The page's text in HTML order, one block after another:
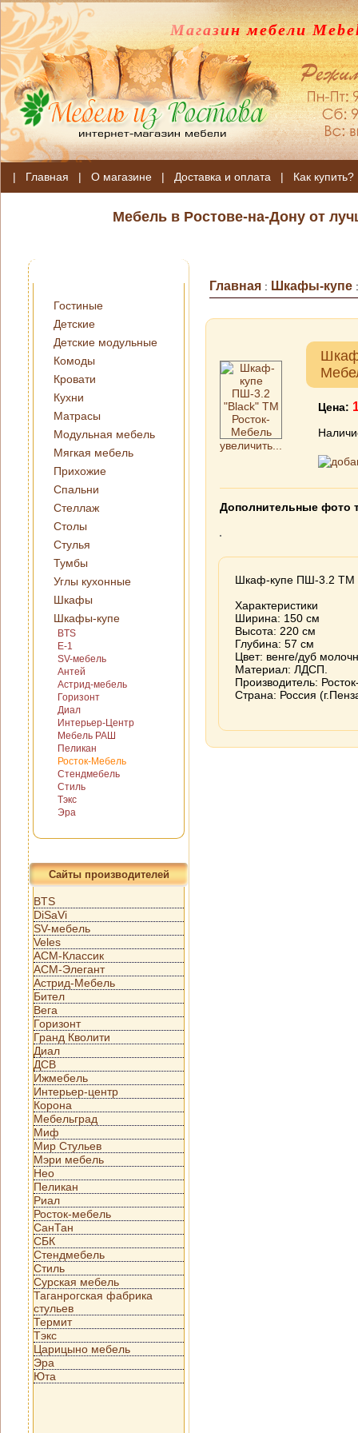
Магазин мебели
| Главная | О магазине | Доставка и оплата | Как купить?
Мебель в Ростове-на-Дону от
Гостиные
Детские
Детские модульные
Комоды
Кровати
Кухни
Матрасы
Модульная мебель
Мягкая мебель
Прихожие
Спальни
Стеллаж
Столы
Стулья
Тумбы
Углы кухонные
Шкафы
Шкафы-купе
BTS
E-1
SV-мебель
Антей
Астрид-мебель
Горизонт
Диал
Интерьер-Центр
Мебель РАШ
Пеликан
Росток-Мебель
Стендмебель
Стиль
Тэкс
Эра
Сайты производителей
BTS
DiSaVi
SV-мебель
Veles
АСМ-Классик
АСМ-Элегант
Астрид-Мебель
Бител
Вега
Горизонт
Гранд Кволити
Диал
ДСВ
Ижмебель
Интерьер-центр
Корона
Мебельград
Миф
Мир Стульев
Мэри мебель
Нео
Пеликан
Риал
Росток-мебель
СанТан
СБК
Стендмебель
Стиль
Сурская мебель
Таганрогская фабрика
стульев
Термит
Тэкс
Царицыно мебель
Эра
Юта
Главная : Шкафы-купе
увеличить...
Цена:
Дополнительные фото
Шкаф-купе ПШ-3.2 ТМ
Характеристики
Ширина: 150 см
Высота: 220 см
Глубина: 57 см
Цвет: венге/дуб
Материал: ЛДСП.
Производитель:
Страна: Россия